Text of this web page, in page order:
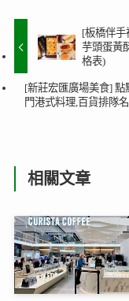
[板橋伴手
芋頭蛋黃
格表)
[新莊宏匯廣場美食] 點
門港式料理,百貨排隊
相關文章